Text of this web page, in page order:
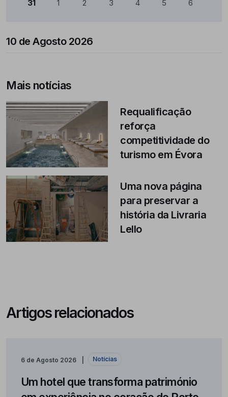
31 1 2 3 4 5 6
10 de Agosto 2026
Mais notícias
Requalificação
reforça
competitividade do
turismo em Évora
Uma nova página
para preservar a
história da Livraria
Lello
Artigos relacionados
6 de Agosto 2026 Notícias
Um hotel que transforma património